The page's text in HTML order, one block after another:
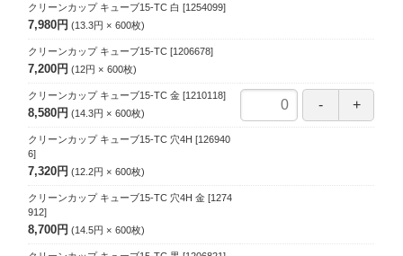
クリーンカップ キューブ15-TC 白 [1254099]
7,980円 13.3円 600枚
クリーンカップ キューブ15-TC [1206678]
7,200円 12円 600枚
クリーンカップ キューブ15-TC 金 [1210118]
8,580円 14.3円 600枚
クリーンカップ キューブ15-TC 穴4H [126940
6]
7,320円 12.2円 600枚
クリーンカップ キューブ15-TC 穴4H 金 [1274
912]
8,700円 14.5円 600枚